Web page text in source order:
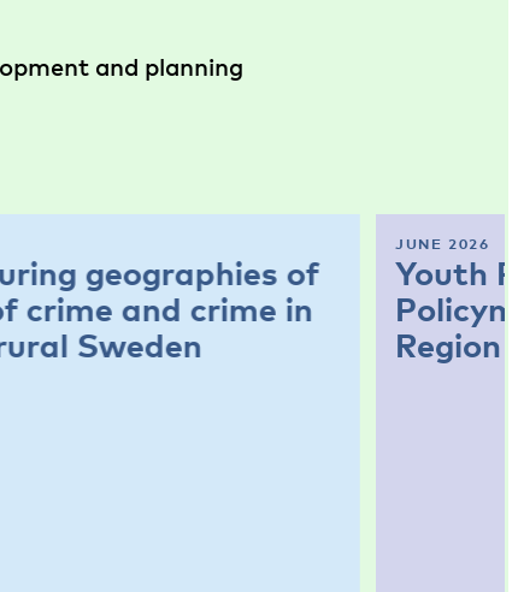
and planning
geographies of
crime and crime in
Sweden
JUNE 2026
Youth
Region